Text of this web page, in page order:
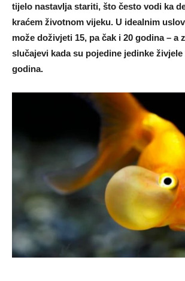
tijelo nastavlja stariti, što često vodi ka
kraćem životnom vijeku. U idealnim
može doživjeti 15, pa čak i 20 godina – a
slučajevi kada su pojedine jedinke živjele
godina.